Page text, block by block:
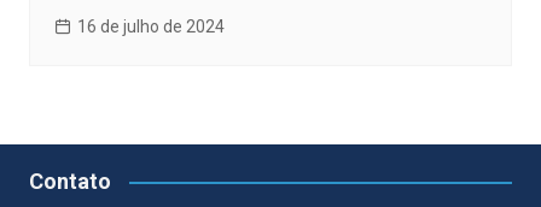
16 de julho de 2024
Contato